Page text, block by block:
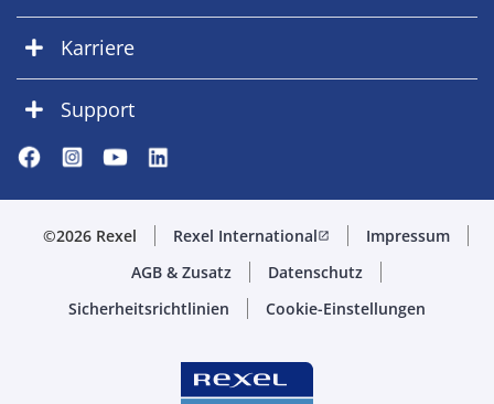
Karriere
Support
©2026 Rexel Rexel Internationalopen_in_new
Impressum
AGB & Zusatz
Datenschutz
Sicherheitsrichtlinien
Cookie-Einstellungen